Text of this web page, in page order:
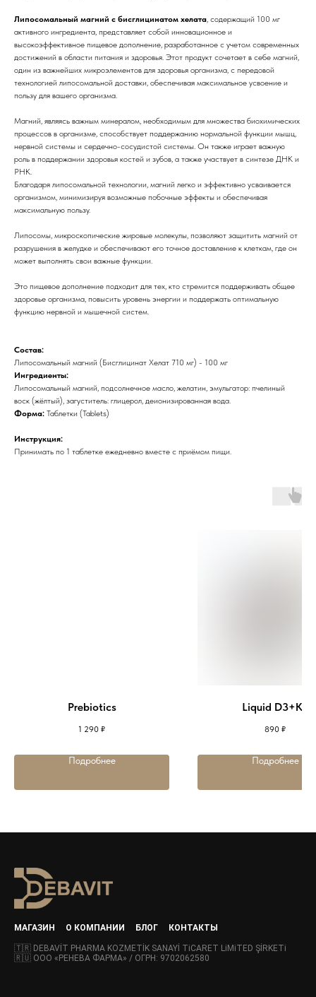
Липосомальный магний с бисглицинатом хелата, содержащий 100 мг
активного ингредиента, представляет собой инновационное и
высокоэффективное пищевое дополнение, разработанное с учетом современных
достижений в области питания и здоровья. Этот продукт сочетает в себе магний,
один из важнейших микроэлементов для здоровья организма, с передовой
технологией липосомальной доставки, обеспечивая максимальное усвоение и
пользу для вашего организма.
Магний, являясь важным минералом, необходимым для множества биохимических
процессов в организме, способствует поддержанию нормальной функции мышц,
нервной системы и сердечно-сосудистой системы. Он также играет важную
роль в поддержании здоровья костей и зубов, а также участвует в синтезе ДНК и
РНК.
Благодаря липосомальной технологии, магний легко и эффективно усваивается
организмом, минимизируя возможные побочные эффекты и обеспечивая
максимальную пользу.
Липосомы, микроскопические жировые молекулы, позволяют защитить магний от
разрушения в желудке и обеспечивают его точное доставление к клеткам, где он
может выполнять свои важные функции.
Это пищевое дополнение подходит для тех, кто стремится поддерживать общее
здоровье организма, повысить уровень энергии и поддержать оптимальную
функцию нервной и мышечной систем.
Состав:
Липосомальный магний (Бисглицинат Хелат 710 мг) - 100 мг
Ингредиенты:
Липосомальный магний, подсолнечное масло, желатин, эмульгатор: пчелиный
воск (жёлтый), загуститель: глицерол, деионизированная вода.
Форма: Таблетки (Tablets)
Инструкция:
Принимать по 1 таблетке ежедневно вместе с приёмом пищи.
Prebiotics
1 290 ₽
Подробнее
Liquid D3+K2
890 ₽
Подробнее
МАГАЗИН О КОМПАНИИ БЛОГ КОНТАКТЫ
🇹🇷 DEBAVİT PHARMA KOZMETİK SANAYİ TiCARET LiMiTED ŞİRKETi
🇷🇺 ООО «РЕНЕВА ФАРМА» / ОГРН: 9702062580